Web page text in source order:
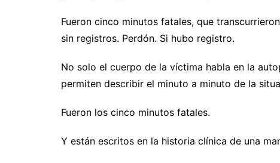
Fueron cinco minutos fatales, que
sin registros. Perdón. Si hubo registro.
No solo el cuerpo de la víctima habla en la
permiten describir el minuto a minuto de la
Fueron los cinco minutos fatales.
Y están escritos en la historia clínica de una